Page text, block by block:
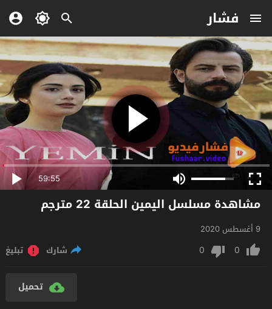
فشار
59:55
مشاهدة مسلسل اليمين الحلقة 22 مترجم
9 أغسطس 2020
0
0 شارك تبليغ
تحميل